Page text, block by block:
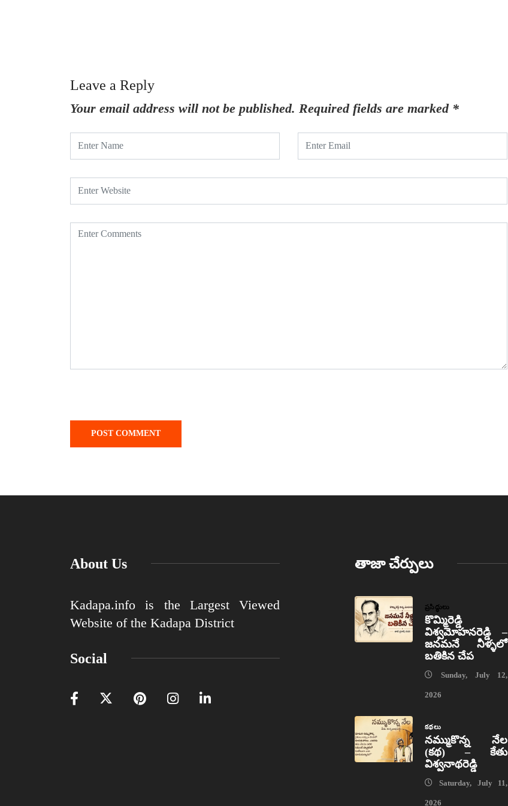
Leave a Reply
Your email address will not be published. Required fields are marked *
About Us
Kadapa.info is the Largest Viewed
Website of the Kadapa District
Social
తాజా చేర్పులు
ప్రసిద్ధులు
కొమ్మిరెడ్డి
విశ్వమోహనరెడ్డి –
జనమనే నీళ్ళలో
బతికిన చేప
Sunday, July 12,
2026
కథలు
నమ్ముకొన్న నేల
(కథ) – కేతు
విశ్వనాథరెడ్డి
Saturday, July 11,
2026